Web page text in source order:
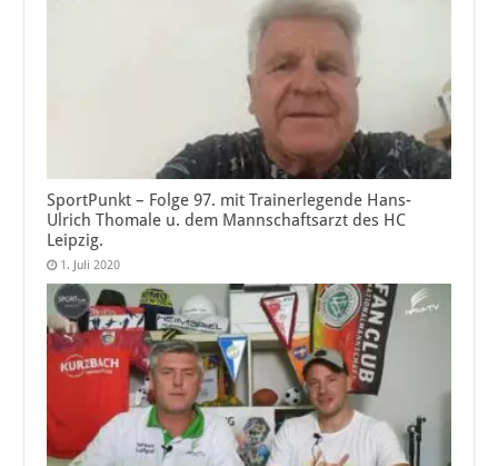
SportPunkt – Folge 97. mit Trainerlegende Hans-
Ulrich Thomale u. dem Mannschaftsarzt des HC
Leipzig.
1. Juli 2020